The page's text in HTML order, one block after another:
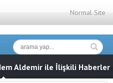
Normal Site
Aldemir ile İlişkili Haberler